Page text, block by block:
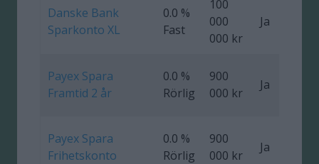
Danske Bank
Sparkonto XL
0.0 %
Fast
100
000
000 kr
Ja
Payex Spara
Framtid 2 år
0.0 %
Rörlig
900
000 kr
Ja
Payex Spara
Frihetskonto
0.0 %
Rörlig
900
000 kr
Ja